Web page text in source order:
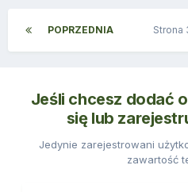
POPRZEDNIA Strona
Jeśli chcesz dodać
się lub
Jedynie zarejestrowani
zawartość